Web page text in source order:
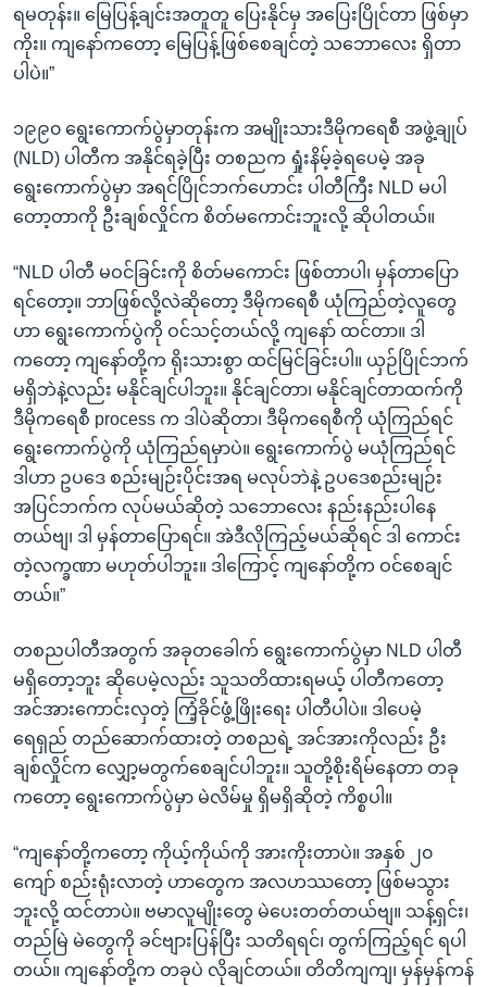
ရမတုန်း။ မြေပြန့်ချင်းအတူတူ ပြေးနိုင်မှ အပြေးပြိုင်တာ ဖြစ်မှာ
ကိုး။ ကျနော်ကတော့ မြေပြန့်ဖြစ်စေချင်တဲ့ သဘောလေး ရှိတာ
ပါပဲ။”
၁၉၉၀ ရွေးကောက်ပွဲမှာတုန်းက အမျိုးသားဒီမိုကရေစီ အဖွဲ့ချုပ်
(NLD) ပါတီက အနိုင်ရခဲ့ပြီး တစညက ရှုံးနိမ့်ခဲ့ရပေမဲ့ အခု
ရွေးကောက်ပွဲမှာ အရင်ပြိုင်ဘက်ဟောင်း ပါတီကြီး NLD မပါ
တော့တာကို ဦးချစ်လှိုင်က စိတ်မကောင်းဘူးလို့ ဆိုပါတယ်။
“NLD ပါတီ မဝင်ခြင်းကို စိတ်မကောင်း ဖြစ်တာပါ၊ မှန်တာပြော
ရင်တော့။ ဘာဖြစ်လို့လဲဆိုတော့ ဒီမိုကရေစီ ယုံကြည်တဲ့လူတွေ
ဟာ ရွေးကောက်ပွဲကို ဝင်သင့်တယ်လို့ ကျနော် ထင်တာ။ ဒါ
ကတော့ ကျနော်တို့က ရိုးသားစွာ ထင်မြင်ခြင်းပါ။ ယှဉ်ပြိုင်ဘက်
မရှိဘဲနဲ့လည်း မနိုင်ချင်ပါဘူး။ နိုင်ချင်တာ၊ မနိုင်ချင်တာထက်ကို
ဒီမိုကရေစီ process က ဒါပဲဆိုတာ၊ ဒီမိုကရေစီကို ယုံကြည်ရင်
ရွေးကောက်ပွဲကို ယုံကြည်ရမှာပဲ။ ရွေးကောက်ပွဲ မယုံကြည်ရင်
ဒါဟာ ဥပဒေ စည်းမျဉ်းပိုင်းအရ မလုပ်ဘဲနဲ့ ဥပဒေစည်းမျဉ်း
အပြင်ဘက်က လုပ်မယ်ဆိုတဲ့ သဘောလေး နည်းနည်းပါနေ
တယ်ဗျ၊ ဒါ မှန်တာပြောရင်။ အဲဒီလိုကြည့်မယ်ဆိုရင် ဒါ ကောင်း
တဲ့လက္ခဏာ မဟုတ်ပါဘူး။ ဒါကြောင့် ကျနော်တို့က ဝင်စေချင်
တယ်။”
တစညပါတီအတွက် အခုတခေါက် ရွေးကောက်ပွဲမှာ NLD ပါတီ
မရှိတော့ဘူး ဆိုပေမဲ့လည်း သူသတိထားရမယ့် ပါတီကတော့
အင်အားကောင်းလှတဲ့ ကြံ့ခိုင်ဖွံ့ဖြိုးရေး ပါတီပါပဲ။ ဒါပေမဲ့
ရေရှည် တည်ဆောက်ထားတဲ့ တစညရဲ့ အင်အားကိုလည်း ဦး
ချစ်လှိုင်က လျှော့မတွက်စေချင်ပါဘူး။ သူတို့စိုးရိမ်နေတာ တခု
ကတော့ ရွေးကောက်ပွဲမှာ မဲလိမ်မှု ရှိမရှိဆိုတဲ့ ကိစ္စပါ။
“ကျနော်တို့ကတော့ ကိုယ့်ကိုယ်ကို အားကိုးတာပဲ။ အနှစ် ၂၀
ကျော် စည်းရုံးလာတဲ့ ဟာတွေက အလဟဿတော့ ဖြစ်မသွား
ဘူးလို့ ထင်တာပဲ။ ဗမာလူမျိုးတွေ မဲပေးတတ်တယ်ဗျ။ သန့်ရှင်း၊
တည်မြဲ မဲတွေကို ခင်ဗျားပြန်ပြီး သတိရရင်၊ တွက်ကြည့်ရင် ရပါ
တယ်။ ကျနော်တို့က တခုပဲ လိုချင်တယ်။ တိတိကျကျ၊ မှန်မှန်ကန်